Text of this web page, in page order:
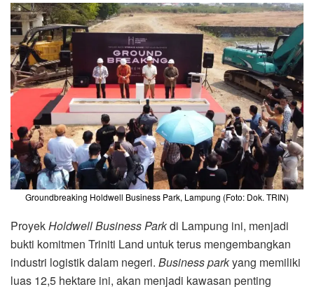
Groundbreaking Holdwell Business Park, Lampung (Foto: Dok. TRIN)
ProyekHoldwell Business Parkdi Lampung ini, menjadi
bukti komitmen Triniti Land untuk terus mengembangkan
industri logistik dalam negeri. Business parkyang memiliki
luas 12,5 hektare ini, akan menjadi kawasan penting